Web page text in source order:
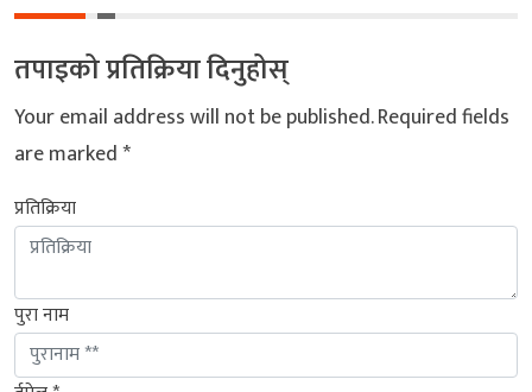
तपाइको प्रतिक्रिया दिनुहोस्
Your email address will not be published.Required fields
are marked*
प्रतिक्रिया
पुरा नाम